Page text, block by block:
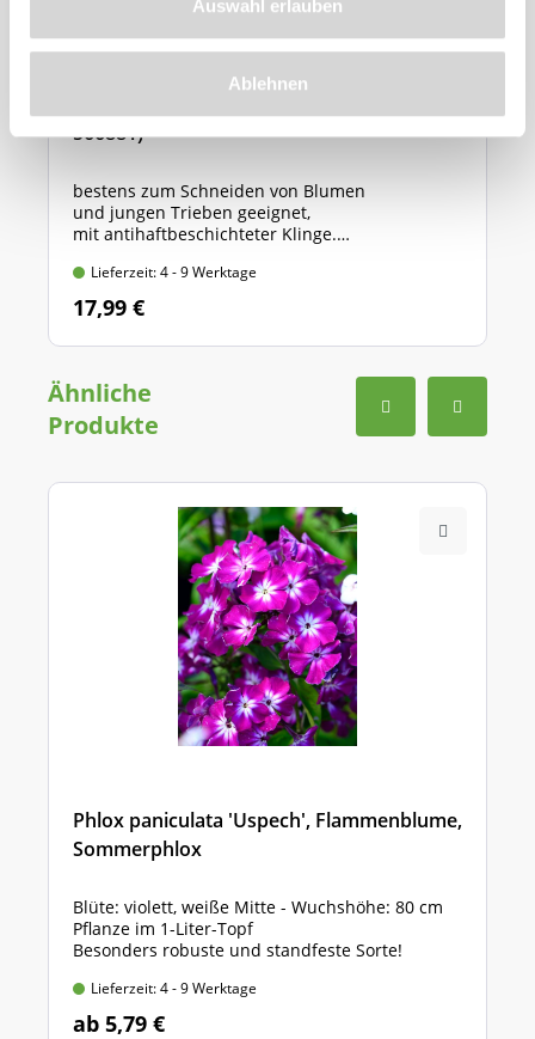
Auswahl erlauben
Ablehnen
566881)
bestens zum Schneiden von Blumen
und jungen Trieben geeignet,
mit antihaftbeschichteter Klinge.
Lieferzeit: 4 - 9 Werktage
17,99 €
Ähnliche
Produkte
Phlox paniculata 'Uspech', Flammenblume,
Sommerphlox
Blüte: violett, weiße Mitte - Wuchshöhe: 80 cm
Pflanze im 1-Liter-Topf
Besonders robuste und standfeste Sorte!
Lieferzeit: 4 - 9 Werktage
ab 5,79 €